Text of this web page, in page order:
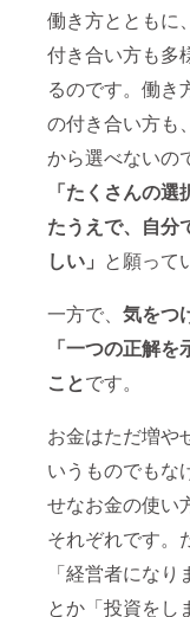
働き方とともに
付き合い方も多
るのです。働き
の付き合い方も
から選べないの
「たくさんの選
たうえで、自分
しい」 と願って
一方で、 気をつ
「一つの正解を
ことです。
お金はただ増や
いうものでもな
せなお金の使い
それぞれです。
「経営者になり
とか「投資をし